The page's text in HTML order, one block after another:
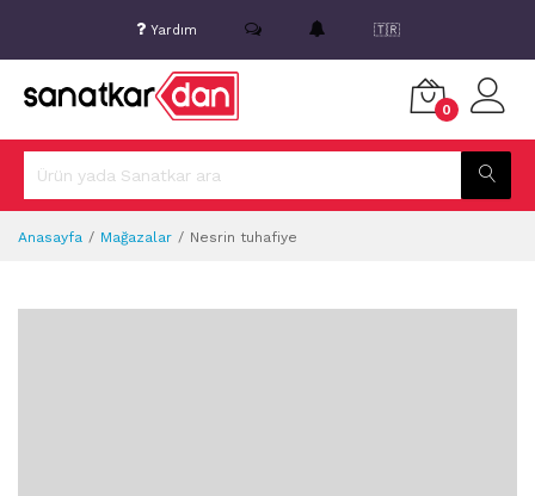
Yardım 🇹🇷
0
Anasayfa Mağazalar Nesrin tuhafiye